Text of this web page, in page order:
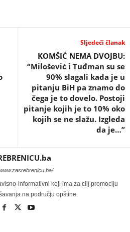
Sljedeći članak
KOMŠIĆ NEMA DVOJBU:
“Milošević i Tuđman su se
90% slagali kada je u
pitanju BiH pa znamo do
čega je to dovelo. Postoji
pitanje kojih je to 10% oko
kojih se ne slažu. Izgleda
da je…”
informativni koji ima za cilj promociju
na području opštine.